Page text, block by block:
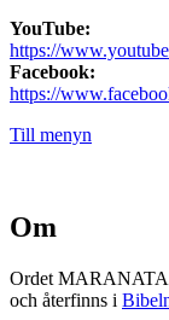
YouTube:
https://
Facebook:
https://
Till menyn
Om
Ordet MARANATA
och återfinns i